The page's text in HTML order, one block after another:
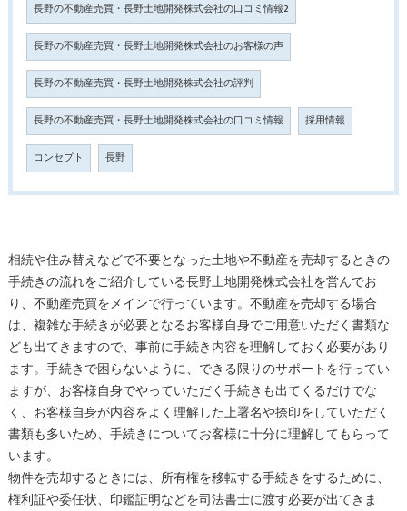
長野の不動産売買・長野土地開発株式会社の口コミ情報2
長野の不動産売買・長野土地開発株式会社のお客様の声
長野の不動産売買・長野土地開発株式会社の評判
長野の不動産売買・長野土地開発株式会社の口コミ情報 採用情報
コンセプト 長野
相続や住み替えなどで不要となった土地や不動産を売却するときの
手続きの流れをご紹介している長野土地開発株式会社を営んでお
り、不動産売買をメインで行っています。不動産を売却する場合
は、複雑な手続きが必要となるお客様自身でご用意いただく書類な
ども出てきますので、事前に手続き内容を理解しておく必要があり
ます。手続きで困らないように、できる限りのサポートを行ってい
ますが、お客様自身でやっていただく手続きも出てくるだけでな
く、お客様自身が内容をよく理解した上署名や捺印をしていただく
書類も多いため、手続きについてお客様に十分に理解してもらって
います。
物件を売却するときには、所有権を移転する手続きをするために、
権利証や委任状、印鑑証明などを司法書士に渡す必要が出てきま